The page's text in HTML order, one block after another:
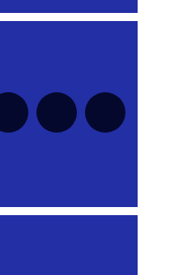
cette série pour
cette série pour